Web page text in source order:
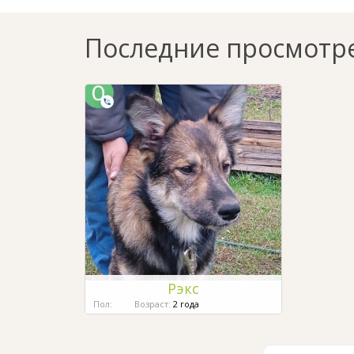
Последние
Рэкс
Пол: Возраст: 2 года